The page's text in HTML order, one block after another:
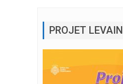
PROJET LEVAIN